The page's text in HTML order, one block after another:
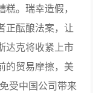
。瑞幸造假，
正酝酿法案，让
达克将收紧上市
的贸易摩擦，美
受中国公司带来